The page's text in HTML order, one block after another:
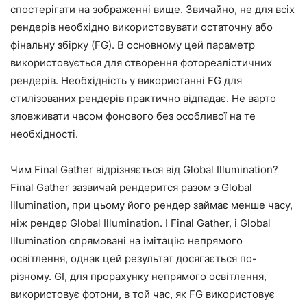
спостерігати на зображенні вище. Звичайно, не для всіх
рендерів необхідно використовувати остаточну або
фінальну збірку (FG). В основному цей параметр
використовується для створення фотореалістичних
рендерів. Необхідність у використанні FG для
стилізованих рендерів практично відпадає. Не варто
зловживати часом фонового без особливої на те
необхідності.
Чим Final Gather відрізняється від Global Illumination?
Final Gather зазвичай рендерится разом з Global
Illumination, при цьому його рендер займає менше часу,
ніж рендер Global Illumination. І Final Gather, і Global
Illumination спрямовані на імітацію непрямого
освітлення, однак цей результат досягається по-
різному. GI, для прорахунку непрямого освітлення,
використовує фотони, в той час, як FG використовує